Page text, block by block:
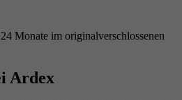
Monate im originalverschlossenen
Ardex